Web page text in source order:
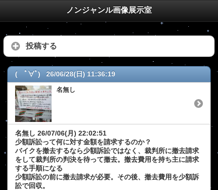
ノンジャンル画像展示室
投稿する
( ﾟ∀ﾟ) 26/06/28(日) 11:36:19
名無し
名無し 26/07/06(月) 22:02:51
少額訴訟って何に対す金額を請求するのか？
バイクを撤去するなら少額訴訟ではなく、裁判所に撤去請求
をして裁判所の判決を待って撤去。撤去費用を持ち主に請求
する手順になる
少額訴訟の前に撤去請求が必要。その後、撤去費用を少額訴
訟で回収。